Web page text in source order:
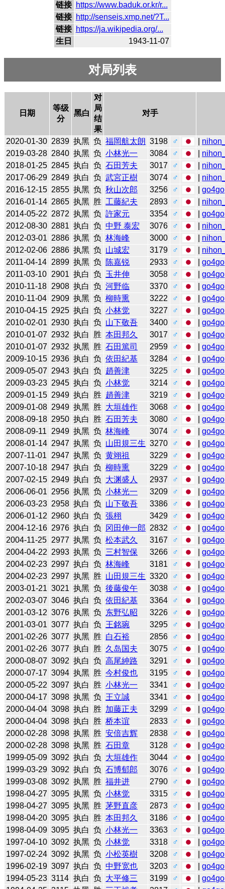
链接 https://www.baduk.or.kr/r...
链接 http://senseis.xmp.net/?T...
链接 https://ja.wikipedia.org/...
生日
1943-11-07
对局列表
日期
等级
分
黑白
对
局
结
果
对手
2020-01-30 2839 执黑 负 福岡航太朗 3198 ♂
2019-03-28 2840 执黑 负 小林光一 3084 ♂
2018-01-25 2845 执白 负 石田芳夫 3017 ♂
2017-06-29 2849 执白 负 武宮正樹 3074 ♂
2016-12-15 2855 执黑 负 秋山次郎 3256 ♂ |go4go
2016-01-14 2865 执黑 胜 工藤紀夫 2893 ♂
2014-05-22 2872 执黑 负 許家元 3354 ♂ |go4go
2012-08-30 2881 执白 负 中野 泰宏 3076 ♂
2012-03-01 2886 执黑 负 林海峰 3000 ♂
2012-02-06 2886 执黑 负 山城宏 3179 ♂
2011-04-14 2899 执黑 负 陈嘉锐 2933 ♂ |go4go
2011-03-10 2901 执白 负 玉井伸 3058 ♂ |go4go
2010-11-18 2908 执白 负 河野临 3370 ♂ |go4go
2010-11-04 2909 执黑 负 柳時熏 3222 ♂ |go4go
2010-04-15 2925 执白 负 小林觉 3227 ♂ |go4go
2010-02-01 2930 执白 负 山下敬吾 3400 ♂ |go4go
2010-01-07 2932 执白 胜 本田邦久 3017 ♂ |go4go
2010-01-07 2932 执黑 胜 石田篤司 2959 ♂ |go4go
2009-10-15 2936 执白 负 依田紀基 3284 ♂ |go4go
2009-05-07 2943 执白 负 趙善津 3225 ♂ |go4go
2009-03-23 2945 执白 负 小林觉 3214 ♂ |go4go
2009-01-15 2949 执白 胜 趙善津 3219 ♂ |go4go
2009-01-08 2949 执黑 胜 大垣雄作 3068 ♂ |go4go
2008-09-18 2950 执白 胜 石田芳夫 3080 ♂ |go4go
2008-09-11
2949 执黑 负 林海峰 3074 ♂ |go4go
2008-01-14 2947 执黑 负 山田規三生 3270 ♂ |go4go
2007-11-01
2947 执黑 负 黄翊祖 3229 ♂ |go4go
2007-10-18 2947 执白 负 柳時熏 3229 ♂ |go4go
2007-02-15 2949 执白 负 大渊盛人 2937 ♂ |go4go
2006-06-01 2956 执黑 负 小林光一 3209 ♂ |go4go
2006-03-23 2958 执白 负 山下敬吾 3386 ♂ |go4go
2006-01-12 2960 执白 负 張栩 3429 ♂ |go4go
2004-12-16 2976 执白 负 冈田伸一郎 2832 ♂ |go4go
2004-11-25 2977 执黑 负 松本武久 3167 ♂ |go4go
2004-04-22 2993 执黑 负 三村智保 3266 ♂ |go4go
2004-02-23 2997 执白 负 林海峰 3181 ♂ |go4go
2004-02-23 2997 执黑 胜 山田規三生 3320 ♂ |go4go
2003-01-21 3021 执黑 负 後藤俊午 3038 ♂ |go4go
2002-03-07 3046 执白 负 依田紀基 3364 ♂ |go4go
2001-03-12 3076 执黑 负 东野弘昭 3226 ♂ |go4go
2001-03-01 3077 执白 负 王銘琬 3295 ♂ |go4go
2001-02-26 3077 执黑 胜 白石裕 2856 ♂ |go4go
2001-02-26 3077 执白 胜 久岛国夫 3075 ♂ |go4go
2000-08-07 3092 执白 负 高尾紳路 3291 ♂ |go4go
2000-07-17 3094 执黑 胜 今村俊也 3195 ♂ |go4go
2000-05-22 3097 执白 胜 小林光一 3341 ♂ |go4go
2000-04-17 3098 执黑 负 王立誠 3341 ♂ |go4go
2000-04-04 3098 执白 胜 加藤正夫 3299 ♂ |go4go
2000-04-04 3098 执白 胜 桥本谊 2833 ♂ |go4go
2000-02-28 3098 执黑 胜 安倍吉辉 2838 ♂ |go4go
2000-02-28 3098 执黑 胜 石田章 3128 ♂ |go4go
1999-05-09 3092 执白 负 大垣雄作 3044 ♂ |go4go
1999-03-29 3092 执白 负 石博郁郎 3076 ♂ |go4go
1999-03-08 3092 执黑 胜 福井进 2790 ♂ |go4go
1998-04-27 3095 执黑 负 小林觉 3315 ♂ |go4go
1998-04-27 3095 执黑 胜 茅野直彦 2873 ♂ |go4go
1998-04-20 3095 执白 胜 本田邦久 3186 ♂ |go4go
1998-04-09 3095 执白 负 小林光一 3363 ♂ |go4go
1997-04-10 3092 执黑 负 小林觉 3318 ♂ |go4go
1997-02-24 3092 执黑 负 小松英樹 3208 ♂ |go4go
1996-02-19 3097 执白 负 中野宽也 3203 ♂ |go4go
1994-05-23 3114 执白 负 大平修三 3199 ♂ |go4go